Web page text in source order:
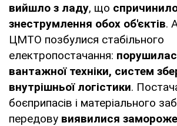
вийшло з ладу, що
знеструмлення обох об'єктів.
ЦМТО позбулися стабільного
електропостачання:
вантажної техніки, систем
внутрішньої логістики.
боєприпасів і матеріального
передову виявилися